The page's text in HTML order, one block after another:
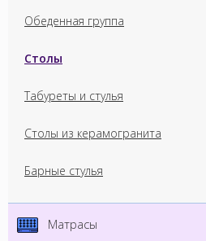
Обеденная группа
Столы
Табуреты и стулья
Столы из керамогранита
Барные стулья
Матрасы